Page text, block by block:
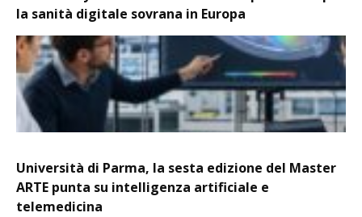
la sanità digitale sovrana in Europa
Università di Parma, la sesta edizione del Master
ARTE punta su intelligenza artificiale e
telemedicina